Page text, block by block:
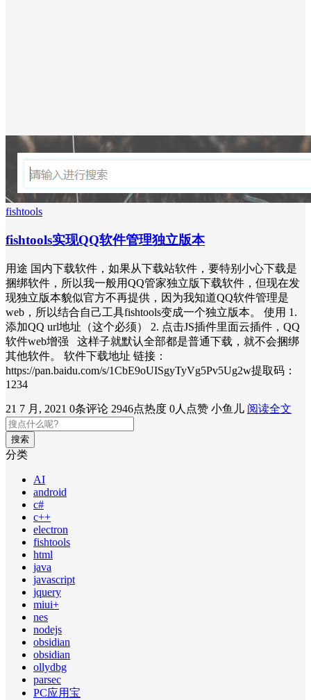
fishtools
fishtools实现QQ软件管理独立版本
用途 国内下载软件，如果从下载站软件，要特别小心下载是
捆绑软件，所以我一般用QQ管家独立版下载软件，但现在发
现独立版本貌似官方不再提供，因为我知道QQ软件管理是
web，所以结合自己工具fishtools变成一个独立版本。 使用 1.
添加QQ url地址（这个必须） 2. 点击JS插件里面云插件，QQ
软件web增强 这样子就默认全部都是普通下载，就不会捆绑
其他软件。 软件下载地址 链接：
https://pan.baidu.com/s/1CbE9oUISgyTyVg5Pv5Ug2w提取码：
1234
21 7 月, 2021 0条评论 2946点热度 0人点赞 小鱼儿 阅读全文
搜索
分类
AI
android
c#
c++
electron
fishtools
html
java
javascript
jquery
miui+
nes
nodejs
obsidian
obsidian
ollydbg
parsec
PC应用宝